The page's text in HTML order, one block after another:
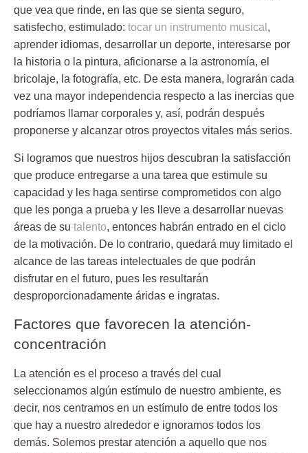
que vea que rinde, en las que se sienta seguro,
satisfecho, estimulado: tocar un instrumento musical ,
aprender idiomas, desarrollar un deporte, interesarse por
la historia o la pintura, aficionarse a la astronomía, el
bricolaje, la fotografía, etc. De esta manera, lograrán cada
vez una mayor independencia respecto a las inercias que
podríamos llamar corporales y, así, podrán después
proponerse y alcanzar otros proyectos vitales más serios.
Si logramos que nuestros hijos descubran la satisfacción
que produce entregarse a una tarea que estimule su
capacidad y les haga sentirse comprometidos con algo
que les ponga a prueba y les lleve a desarrollar nuevas
áreas de su talento, entonces habrán entrado en el ciclo
de la motivación. De lo contrario, quedará muy limitado el
alcance de las tareas intelectuales de que podrán
disfrutar en el futuro, pues les resultarán
desproporcionadamente áridas e ingratas.
Factores que favorecen la atención-
concentración
La atención es el proceso a través del cual
seleccionamos algún estímulo de nuestro ambiente, es
decir, nos centramos en un estímulo de entre todos los
que hay a nuestro alrededor e ignoramos todos los
demás. Solemos prestar atención a aquello que nos